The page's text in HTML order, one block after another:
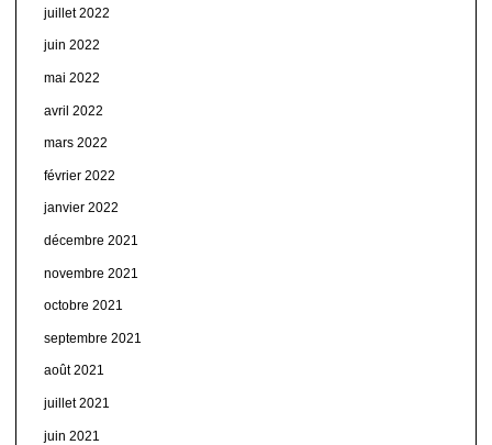
juillet 2022
juin 2022
mai 2022
avril 2022
mars 2022
février 2022
janvier 2022
décembre 2021
novembre 2021
octobre 2021
septembre 2021
août 2021
juillet 2021
juin 2021